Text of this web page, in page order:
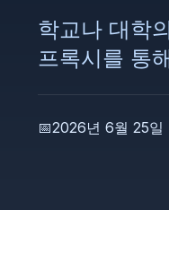
학교나 대학
프록시를 통
📅2026년 6월 25일